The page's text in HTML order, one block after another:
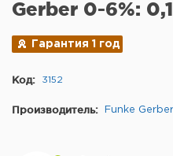
Gerber 0-6%:
Гарантия 1 год
Код: 3152
Производитель: Funke Gerber